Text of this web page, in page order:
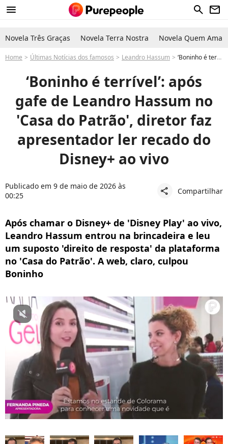
menu search newsletter
Novela Três Graças Novela Terra Nostra Novela Quem Ama
Home Últimas Notícias dos famosos Leandro Hassum ‘Boninho é terrível’: após gafe de Leandro Hassum no 'Casa do Patrão', diretor faz apresentador ler recado do Disney+ ao vivo
‘Boninho é terrível’: após
gafe de Leandro Hassum no
'Casa do Patrão', diretor faz
apresentador ler recado do
Disney+ ao vivo
Publicado em 9 de maio de 2026 às
00:25
share Compartilhar
Após chamar o Disney+ de 'Disney Play' ao vivo,
Leandro Hassum entrou na brincadeira e leu
um suposto 'direito de resposta' da plataforma
no 'Casa do Patrão'. A web, claro, culpou
Boninho